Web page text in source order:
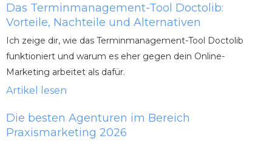
Das Terminmanagement-Tool Doctolib:
Vorteile, Nachteile und Alternativen
Ich zeige dir, wie das Terminmanagement-Tool Doctolib
funktioniert und warum es eher gegen dein Online-
Marketing arbeitet als dafür.
Artikel lesen
Die besten Agenturen im Bereich
Praxismarketing 2026